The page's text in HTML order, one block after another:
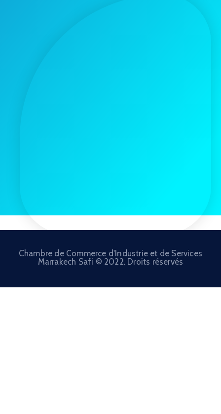
Chambre de Commerce d'Industrie et de Services
Marrakech Safi © 2022. Droits réservés